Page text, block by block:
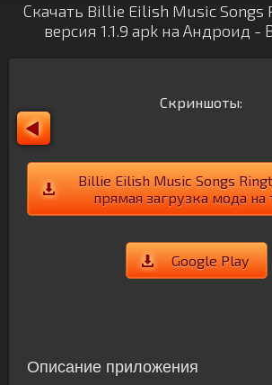
Скачать Billie Eilish Music Songs
версия 1.1.9 apk на Андроид -
Скриншоты:
Billie Eilish Music Songs
прямая загрузка мода на
Google Play
Описание приложения